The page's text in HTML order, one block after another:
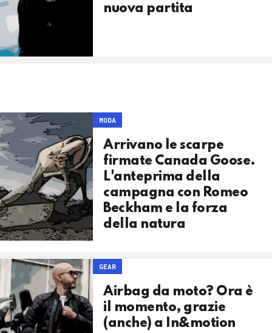
nuova partita
MODA
Arrivano le scarpe
firmate Canada Goose.
L'anteprima della
campagna con Romeo
Beckham e la forza
della natura
GEAR
Airbag da moto? Ora è
il momento, grazie
(anche) a In&motion